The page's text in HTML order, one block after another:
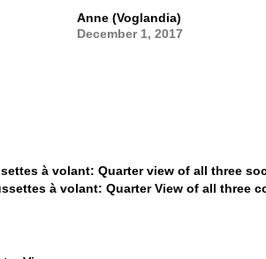
Anne (Voglandia)
December 1, 2017